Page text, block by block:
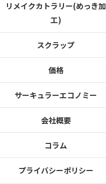
リメイクカトラリー(めっき加
工)
スクラップ
価格
サーキュラーエコノミー
会社概要
コラム
プライバシーポリシー